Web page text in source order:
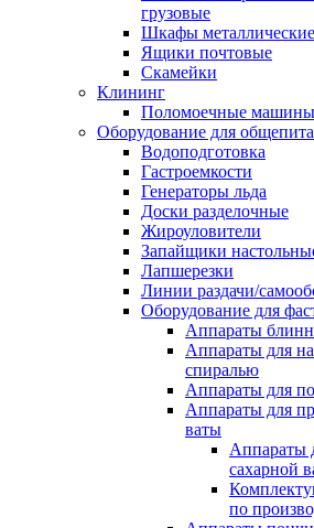
грузовые
Шкафы металлические
Ящики почтовые
Скамейки
Клининг
Поломоечные машины
Оборудование для общепита
Водоподготовка
Гастроемкости
Генераторы льда
Доски разделочные
Жироуловители
Запайщики
Лапшерезки
Линии раздачи/
Оборудование для
Аппараты
Аппараты для
спиралью
Аппараты для
Аппараты для
ваты
Аппараты
сахарной
по